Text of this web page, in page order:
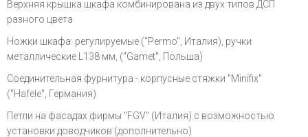
Верхняя крышка шкафа комбинирована из двух типов ДСП
разного цвета
Ножки шкафа: регулируемые ("Permo", Италия), ручки
металлические L138 мм, ("Gamet", Польша)
Соединительная фурнитура - корпусные стяжки "Minifix"
("Hafele", Германия)
Петли на фасадах фирмы "FGV" (Италия) с возможностью
установки доводчиков (дополнительно)